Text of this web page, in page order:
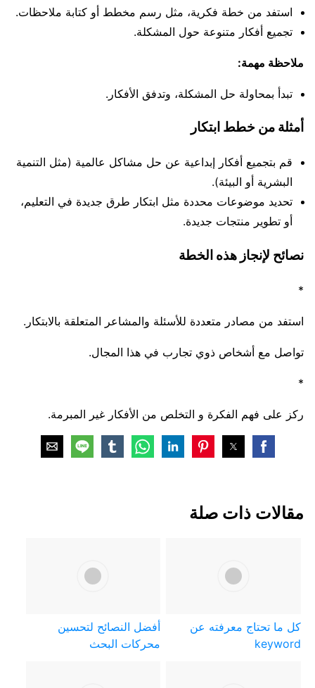
استفد من خطة فكرية، مثل رسم مخطط أو كتابة ملاحظات.
تجميع أفكار متنوعة حول المشكلة.
ملاحظة مهمة:
تبدأ بمحاولة حل المشكلة، وتدفق الأفكار.
أمثلة من خطط ابتكار
قم بتجميع أفكار إبداعية عن حل مشاكل عالمية (مثل التنمية
البشرية أو البيئة).
تحديد موضوعات محددة مثل ابتكار طرق جديدة في التعليم،
أو تطوير منتجات جديدة.
نصائح لإنجاز هذه الخطة
*
استفد من مصادر متعددة للأسئلة والمشاعر المتعلقة بالابتكار.
تواصل مع أشخاص ذوي تجارب في هذا المجال.
*
ركز على فهم الفكرة و التخلص من الأفكار غير المبرمة.
مقالات ذات صلة
كل ما تحتاج معرفته عن
keyword
أفضل النصائح لتحسين
محركات البحث